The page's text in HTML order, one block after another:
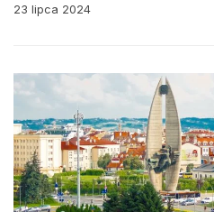
23 lipca 2024